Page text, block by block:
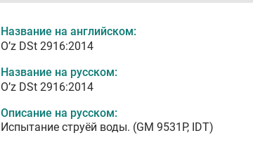
Название на английском:
O’z DSt 2916:2014
Название на русском:
O’z DSt 2916:2014
Описание на русском:
Испытание струёй воды. (GM 9531P, IDT)